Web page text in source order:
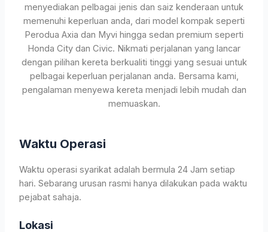
menyediakan pelbagai jenis dan saiz kenderaan untuk
memenuhi keperluan anda, dari model kompak seperti
Perodua Axia dan Myvi hingga sedan premium seperti
Honda City dan Civic. Nikmati perjalanan yang lancar
dengan pilihan kereta berkualiti tinggi yang sesuai untuk
pelbagai keperluan perjalanan anda. Bersama kami,
pengalaman menyewa kereta menjadi lebih mudah dan
memuaskan.
Waktu Operasi
Waktu operasi syarikat adalah bermula 24 Jam setiap
hari. Sebarang urusan rasmi hanya dilakukan pada waktu
pejabat sahaja.
Lokasi